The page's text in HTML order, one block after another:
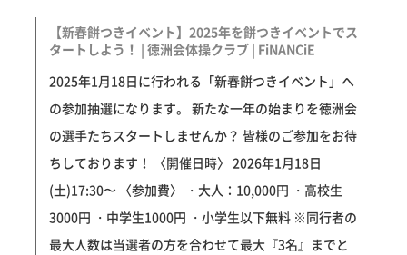
【新春餅つきイベント】2025年を餅つきイベントでス
タートしよう！ | 徳洲会体操クラブ | FiNANCiE
2025年1月18日に行われる「新春餅つきイベント」へ
の参加抽選になります。 新たな一年の始まりを徳洲会
の選手たちスタートしませんか？ 皆様のご参加をお待
ちしております！ 〈開催日時〉 2026年1月18日
(土)17:30〜 〈参加費〉 ・大人：10,000円 ・高校生
3000円 ・中学生1000円 ・小学生以下無料 ※同行者の
最大人数は当選者の方を合わせて最大『3名』までと